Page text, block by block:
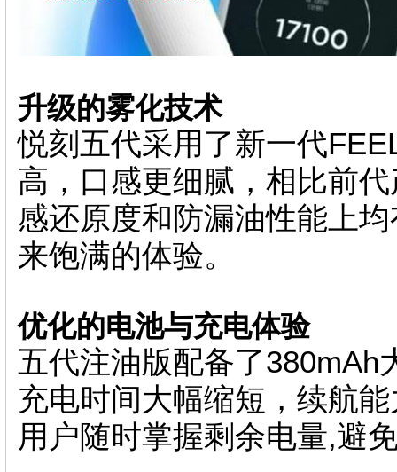
升级的雾化技术
悦刻五代采用了新一代
高，口感更细腻，相比前
感还原度和防漏油性能上
来饱满的体验。
优化的电池与充电体验
五代注油版配备了380mAh
充电时间大幅缩短，续航
用户随时掌握剩余电量,避